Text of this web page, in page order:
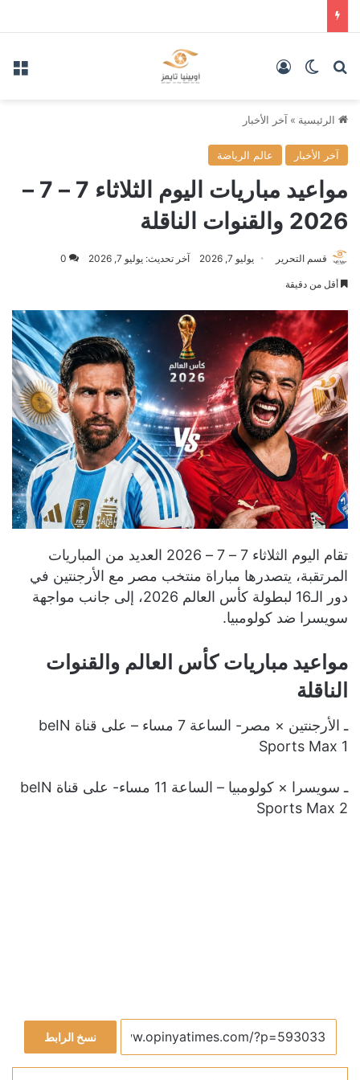
بحث عنالوضع المظلم
الرئيسية » آخر الأخبار
آخر الأخبار عالم الرياضة
مواعيد مباريات اليوم الثلاثاء 7 – 7 –
2026 والقنوات الناقلة
قسم التحرير يوليو 7, 2026 آخر تحديث: يوليو 7, 2026 0
أقل من دقيقة
تقام اليوم الثلاثاء 7 – 7 – 2026 العديد من المباريات
المرتقبة، يتصدرها مباراة منتخب مصر مع الأرجنتين في
دور الـ16 لبطولة كأس العالم 2026، إلى جانب مواجهة
سويسرا ضد كولومبيا.
مواعيد مباريات كأس العالم والقنوات
الناقلة
ـ الأرجنتين × مصر- الساعة 7 مساء – على قناة beIN
Sports Max 1
ـ سويسرا × كولومبيا – الساعة 11 مساء- على قناة beIN
Sports Max 2
نسخ الرابط